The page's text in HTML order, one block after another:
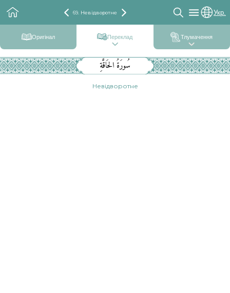
69. Невідворотне Укр.
Оригінал Переклад Тлумачення
سُورَةُ الحَاقَّةِ
Невідворотне